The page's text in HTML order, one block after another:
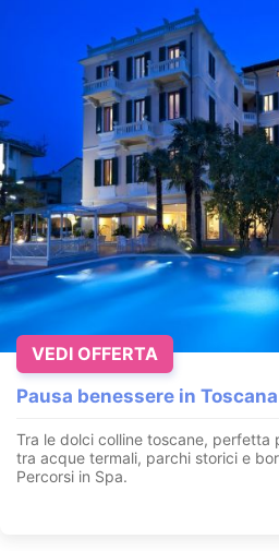
Pausa benessere in
Tra le dolci colline toscane, perfetta
tra acque termali, parchi storici e
Percorsi in Spa.
VEDI OFFERTA